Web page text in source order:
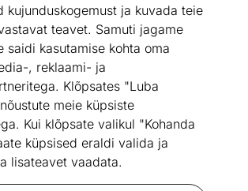
kujunduskogemust ja kuvada teie
teavet. Samuti jagame
saidi kasutamise kohta oma
, reklaami- ja
Klõpsates "Luba
meie küpsiste
Kui klõpsate valikul "Kohanda
küpsised eraldi valida ja
lisateavet vaadata.
Puuvillased vaibad
Taimsetest
kiududest vaibad
Naturaalsed nahad
ja nahast vaibad
Vannitoavaibad ja
köögivaibad